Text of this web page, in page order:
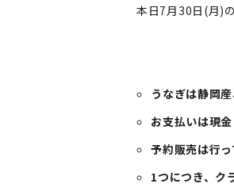
本日7月30日(月)
うなぎは静岡
お支払いは現
予約販売は行
1つにつき、ク